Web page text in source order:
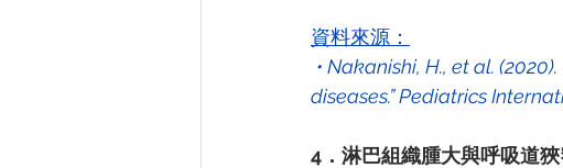
資料來源：
• Nakanishi, H., et al.
diseases.” Pediatrics
4．淋巴組織腫大與呼吸道